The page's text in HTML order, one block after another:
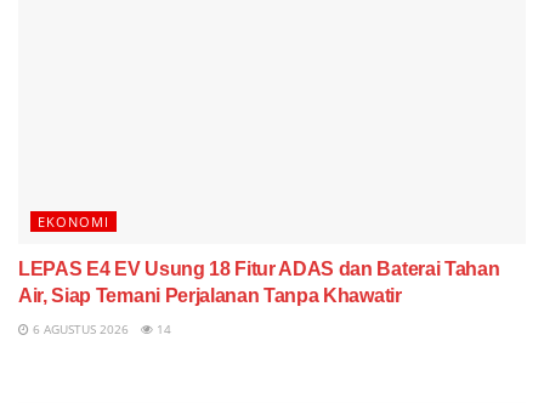
EKONOMI
LEPAS E4 EV Usung 18 Fitur ADAS dan Baterai Tahan
Air, Siap Temani Perjalanan Tanpa Khawatir
6 AGUSTUS 2026 14